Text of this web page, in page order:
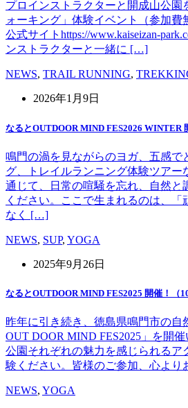
プロインストラクターと開成山公園
ォーキング」体験イベント（参加費
公式サイトhttps://www.kaiseizan-
ンストラクターと一緒に […]
NEWS, TRAIL RUNNING,
2026年1月9日
なるとOUTDOOR MIND FES2026 WINTER
鳴門の渦を見ながらのヨガ、五感で
グ、トレイルランニング体験ツアー
通じて、日常の喧騒を忘れ、自然と
ください。ここで生まれるのは、「
なく […]
NEWS, SUP, YOGA
2025年9月26日
なるとOUTDOOR MIND FES2025 開催！（
昨年に引き続き、徳島県鳴門市の自
OUT DOOR MIND FES2025」を開
公園それぞれの魅力を感じられるア
験ください。皆様のご参加、心よ
NEWS, YOGA